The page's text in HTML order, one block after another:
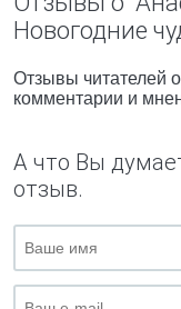
Новогодние
Отзывы читателей
комментарии и
А что Вы
отзыв.